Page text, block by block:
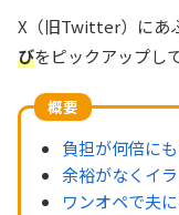
X（旧Twitter）にあ
びをピックアップし
概要
負担が何倍に
余裕がなくイ
ワンオペで夫